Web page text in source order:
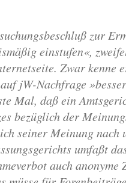
zur
einstufen«,
Zwar kenne
jW-Nachfrage
Mal, daß ein
bezüglich der
seiner Meinung
umfaßt
auch